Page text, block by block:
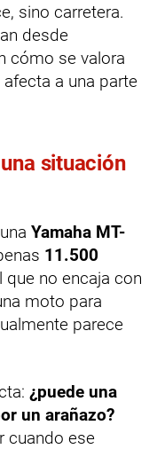
sino carretera.
desde
cómo se valora
a una parte
situación
Yamaha MT-
11.500
que no encaja con
moto para
parece
¿puede una
un arañazo?
cuando ese